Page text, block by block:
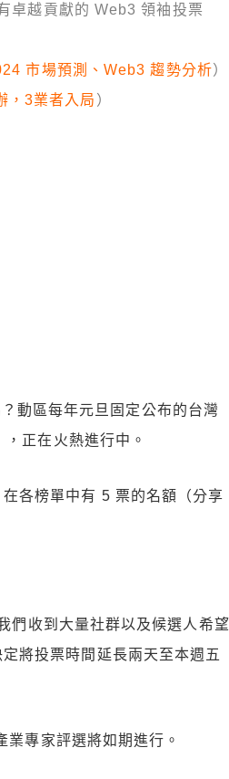
卓越貢獻的 Web3 領袖投票
市場預測、Web3 趨勢分析）
，3業者入局 ）
動區每年元旦固定公布的台灣
，正在火熱進行中。
各榜單中有 5 票的名額（分享
們收到大量社群以及候選人希望
將投票時間延長兩天至本週五
專家評選將如期進行。